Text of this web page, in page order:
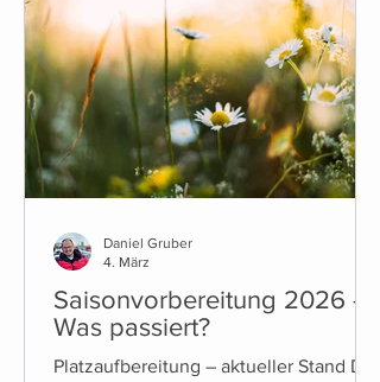
Saisonvorbereitung 2026 -
Was passiert?
Platzaufbereitung – aktueller Stand Die
Daniel Gruber
4. März